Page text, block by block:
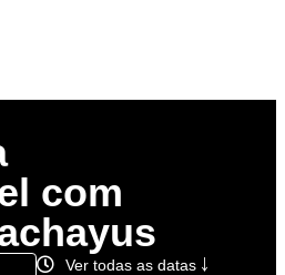
com
Ver todas as datas ￬